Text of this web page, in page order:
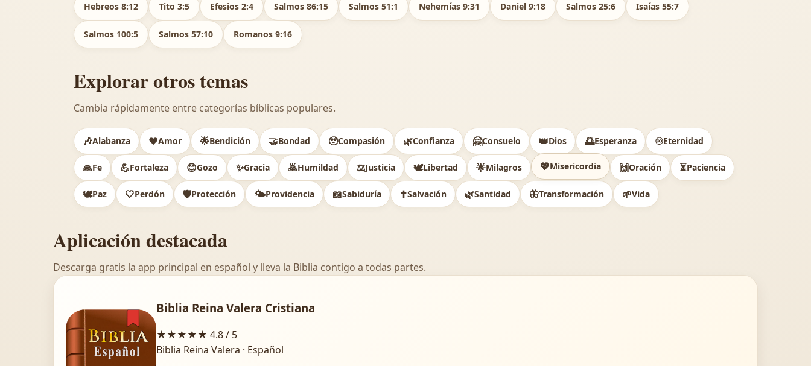
Hebreos 8:12 Tito 3:5 Efesios 2:4 Salmos 86:15 Salmos 51:1 Nehemías 9:31 Daniel 9:18 Salmos 25:6 Isaías 55:7
Salmos 100:5 Salmos 57:10 Romanos 9:16
Explorar otros temas
Cambia rápidamente entre categorías bíblicas populares.
🎶Alabanza ❤️Amor 🌟Bendición 🤝Bondad 🥹Compasión 🌿Confianza 🤗Consuelo 👑Dios 🌅Esperanza ♾️Eternidad
🙏Fe 💪Fortaleza 😊Gozo ✨Gracia 🙇Humildad ⚖️Justicia 🕊Libertad 🌟Milagros 💖Misericordia 🙌Oración ⏳Paciencia
🕊️Paz 🤍Perdón 🛡️Protección 🌤️Providencia 📖Sabiduría ✝️Salvación 🌿Santidad 🦋Transformación 🌱Vida
Aplicación destacada
Descarga gratis la app principal en español y lleva la Biblia contigo a todas partes.
Biblia Reina Valera Cristiana
★★★★★ 4.8 / 5
Biblia Reina Valera · Español